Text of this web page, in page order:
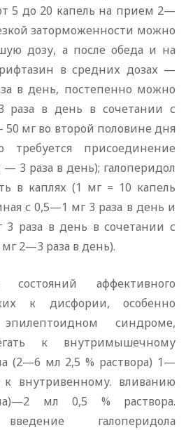
5 до 20 капель на прием 2—
заторможенности можно
дозу, а после обеда и на
в средних дозах —
в день, постепенно можно
раза в день в сочетании с
мг во второй половине дня
присоединение
3 раза в день); галоперидол
в каплях (1 мг = 10 капель
с 0,5—1 мг 3 раза в день и
раза в день в сочетании с
2—3 раза в день).
аффективного
к дисфории, особенно
синдроме,
к внутримышечному
(2—6 мл 2,5 % раствора) 1—
внутривенному. вливанию
мл 0,5 % раствора.
галоперидола